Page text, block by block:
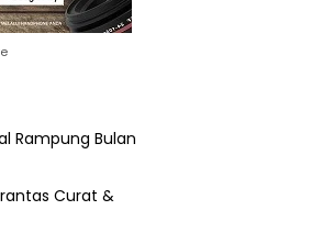
Rampung Bulan
Curat &